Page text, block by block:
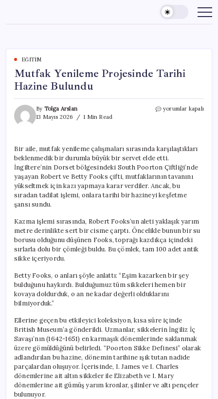
content
EĞITIM
Mutfak Yenileme Projesinde Tarihi
Hazine Bulundu
By Tolga Arslan
13 Mayıs 2026
1 Min Read
Mutfak
Bulundu
için
yorumlar kapalı
Bir aile, mutfak yenileme çalışmaları sırasında karşılaştıkları
beklenmedik bir durumla büyük bir servet elde etti.
İngiltere’nin Dorset bölgesindeki South Poorton Çiftliği’nde
yaşayan Robert ve Betty Fooks çifti, mutfaklarının tavanını
yükseltmek için kazı yapmaya karar verdiler. Ancak, bu
sıradan tadilat işlemi, onlara tarihi bir hazineyi keşfetme
şansı sundu.
Kazma işlemi sırasında, Robert Fooks’un aleti yaklaşık yarım
metre derinlikte sert bir cisme çarptı. Öncelikle bunun bir su
borusu olduğunu düşünen Fooks, toprağı kazdıkça içindeki
sırlarla dolu bir çömleği buldu. Bu çömlek, tam 100 adet antik
sikke içeriyordu.
Betty Fooks, o anları şöyle anlattı: “Eşim kazarken bir şey
bulduğunu haykırdı. Bulduğumuz tüm sikkeleri hemen bir
kovaya doldurduk, o an ne kadar değerli olduklarını
bilmiyorduk.”
Ellerine geçen bu etkileyici koleksiyon, kısa süre içinde
British Museum’a gönderildi. Uzmanlar, sikkelerin İngiliz İç
Savaşı’nın (1642-1651) en karmaşık dönemlerinde saklanmak
üzere gömüldüğünü belirledi. “Poorton Sikke Definesi” olarak
adlandırılan bu hazine, dönemin tarihine ışık tutan nadide
parçalardan oluşuyor. İçerisinde, I. James ve I. Charles
dönemlerine ait altın sikkeler ile Elizabeth ve I. Mary
dönemlerine ait gümüş yarım kronlar, şilinler ve altı pençeler
bulunuyor.